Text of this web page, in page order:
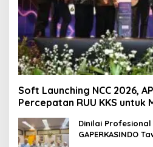
Soft Launching NCC 2026,
Percepatan RUU KKS untuk
Kedaulatan Digital Indonesia
Dinilai
GAPERKASINDO